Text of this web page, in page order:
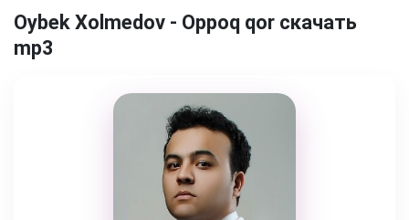
Oybek Xolmedov - Oppoq qor скачать
mp3